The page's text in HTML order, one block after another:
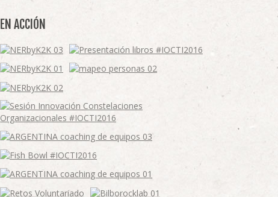
EN ACCIÓN